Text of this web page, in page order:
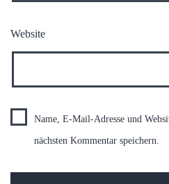
Website
Name, E-Mail-Adresse und
nächsten Kommentar speichern.